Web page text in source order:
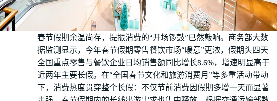
春节假期余温尚存，提振消费的“开场锣鼓”已然敲响。商务部大数
据监测显示，今年春节假期零售餐饮市场“暖意”更浓，假期头四天
全国重点零售与餐饮企业日均销售额同比增长8.6%，增速明显高于
近两年主要长假。在“全国春节文化和旅游消费月”等多重活动带动
下，消费热度贯穿整个长假：不仅节前消费因假期多增一天而显著